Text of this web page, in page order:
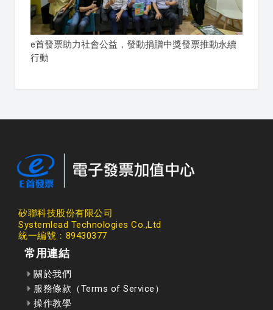
e首發票助力社會公益，發動捐贈中獎發票推動永續
行動
矽聯科技股份有限公司
Systemlead Technologies Co.,Ltd
統一編號：89430377
常用連結
關於我們
服務條款（Terms of Service）
操作教學